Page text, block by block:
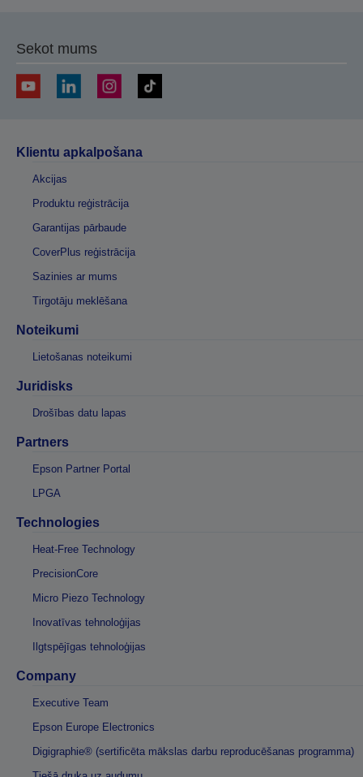
Sekot mums
Klientu apkalpošana
Akcijas
Produktu reģistrācija
Garantijas pārbaude
CoverPlus reģistrācija
Sazinies ar mums
Tirgotāju meklēšana
Noteikumi
Lietošanas noteikumi
Juridisks
Drošības datu lapas
Partners
Epson Partner Portal
LPGA
Technologies
Heat-Free Technology
PrecisionCore
Micro Piezo Technology
Inovatīvas tehnoloģijas
Ilgtspējīgas tehnoloģijas
Company
Executive Team
Epson Europe Electronics
Digigraphie® (sertificēta mākslas darbu reproducēšanas programma)